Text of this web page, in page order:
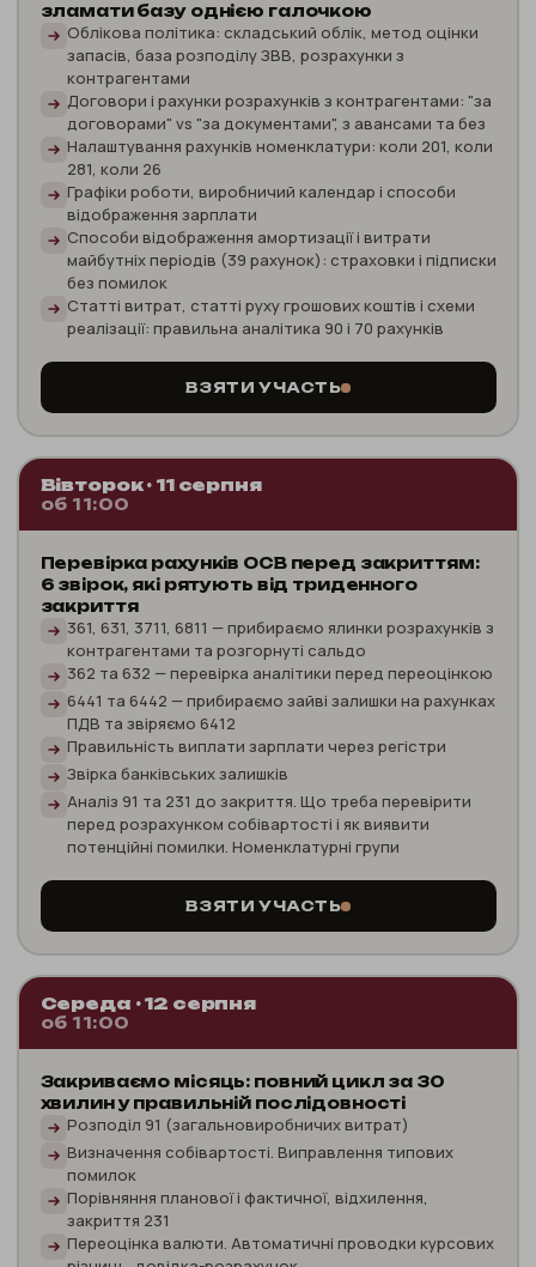
зламати базу однією галочкою
Облікова політика: складський облік, метод оцінки
запасів, база розподілу ЗВВ, розрахунки з
контрагентами
Договори і рахунки розрахунків з контрагентами: "за
договорами" vs "за документами", з авансами та без
Налаштування рахунків номенклатури: коли 201, коли
281, коли 26
Графіки роботи, виробничий календар і способи
відображення зарплати
Способи відображення амортизації і витрати
майбутніх періодів (39 рахунок): страховки і підписки
без помилок
Статті витрат, статті руху грошових коштів і схеми
реалізації: правильна аналітика 90 і 70 рахунків
ВЗЯТИ УЧАСТЬ
Вівторок · 11 серпня
об 11:00
Перевірка рахунків ОСВ перед закриттям:
6 звірок, які рятують від триденного
закриття
361, 631, 3711, 6811 — прибираємо ялинки розрахунків з
контрагентами та розгорнуті сальдо
362 та 632 — перевірка аналітики перед переоцінкою
6441 та 6442 — прибираємо зайві залишки на рахунках
ПДВ та звіряємо 6412
Правильність виплати зарплати через регістри
Звірка банківських залишків
Аналіз 91 та 231 до закриття. Що треба перевірити
перед розрахунком собівартості і як виявити
потенційні помилки. Номенклатурні групи
ВЗЯТИ УЧАСТЬ
Середа · 12 серпня
об 11:00
Закриваємо місяць: повний цикл за 30
хвилин у правильній послідовності
Розподіл 91 (загальновиробничих витрат)
Визначення собівартості. Виправлення типових
помилок
Порівняння планової і фактичної, відхилення,
закриття 231
Переоцінка валюти. Автоматичні проводки курсових